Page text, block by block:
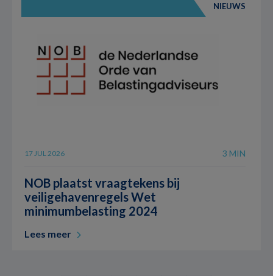
NIEUWS
17 JUL 2026 3 MIN
NOB plaatst vraagtekens bij
veiligehavenregels Wet
minimumbelasting 2024
Lees meer